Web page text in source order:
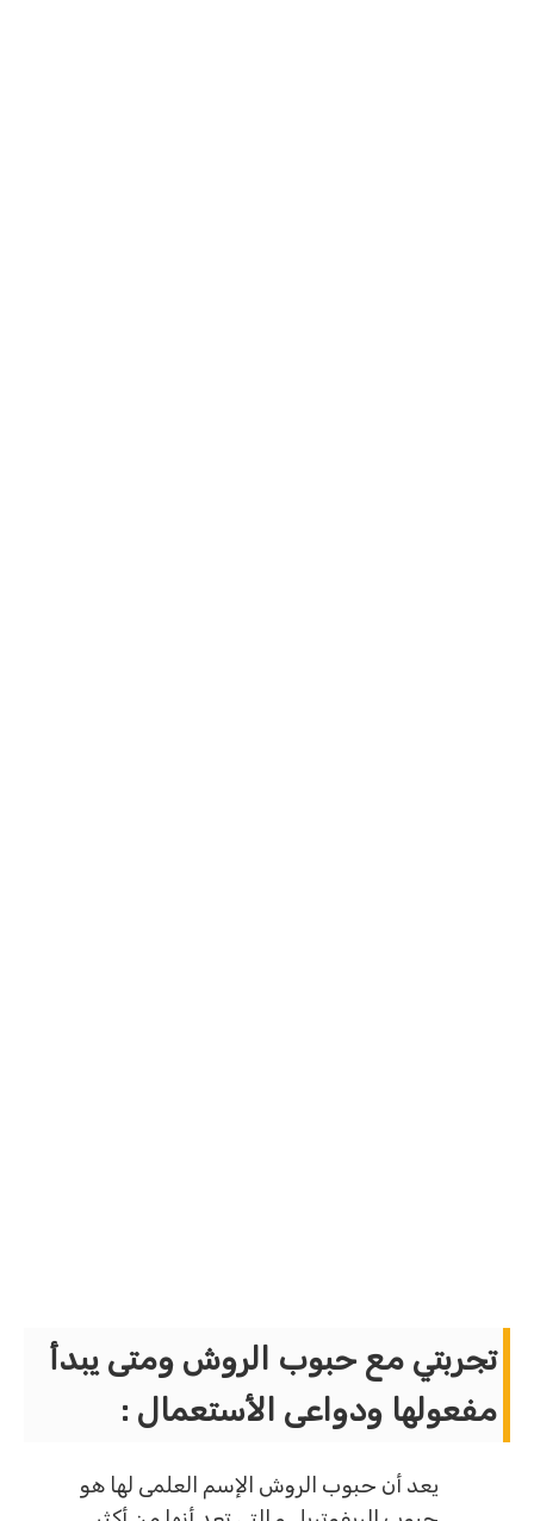
تجربتي مع حبوب الروش ومتى يبدأ
مفعولها ودواعى الأستعمال :
يعد أن حبوب الروش الإسم العلمى لها هو